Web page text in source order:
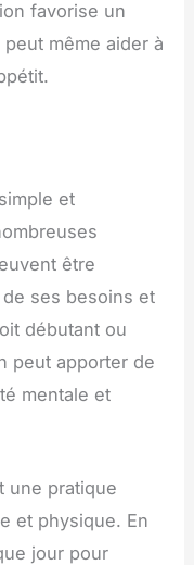
favorise un
même aider à
et
être
ses besoins et
débutant ou
peut apporter de
mentale et
une pratique
et physique. En
jour pour